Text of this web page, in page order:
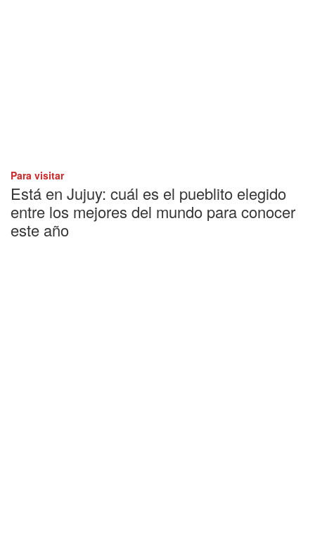
Para visitar
Está en Jujuy: cuál es el pueblito elegido
entre los mejores del mundo para conocer
este año